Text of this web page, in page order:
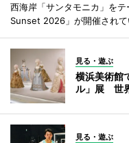
西海岸「サンタモニカ」を
Sunset 2026」が開催されて
見る・遊ぶ
横浜美術館
ル」展 世
見る・遊ぶ